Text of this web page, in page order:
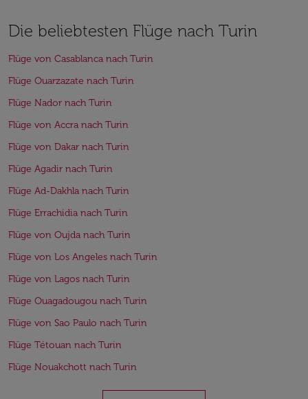
Die beliebtesten Flüge nach Turin
Flüge von Casablanca nach Turin
Flüge Ouarzazate nach Turin
Flüge Nador nach Turin
Flüge von Accra nach Turin
Flüge von Dakar nach Turin
Flüge Agadir nach Turin
Flüge Ad-Dakhla nach Turin
Flüge Errachidia nach Turin
Flüge von Oujda nach Turin
Flüge von Los Angeles nach Turin
Flüge von Lagos nach Turin
Flüge Ouagadougou nach Turin
Flüge von Sao Paulo nach Turin
Flüge Tétouan nach Turin
Flüge Nouakchott nach Turin